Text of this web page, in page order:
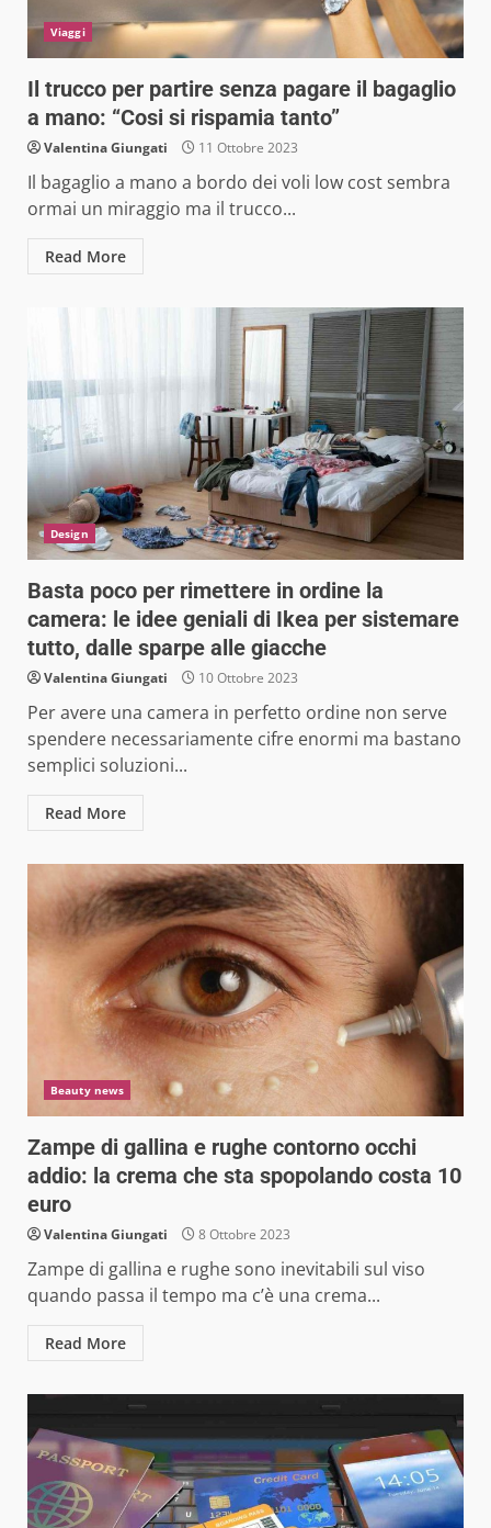
Viaggi
Il trucco per partire senza pagare il bagaglio
a mano: “Cosi si rispamia tanto”
Valentina Giungati 11 Ottobre 2023
Il bagaglio a mano a bordo dei voli low cost sembra
ormai un miraggio ma il trucco...
Read More
Design
Basta poco per rimettere in ordine la
camera: le idee geniali di Ikea per sistemare
tutto, dalle sparpe alle giacche
Valentina Giungati 10 Ottobre 2023
Per avere una camera in perfetto ordine non serve
spendere necessariamente cifre enormi ma bastano
semplici soluzioni...
Read More
Beauty news
Zampe di gallina e rughe contorno occhi
addio: la crema che sta spopolando costa 10
euro
Valentina Giungati 8 Ottobre 2023
Zampe di gallina e rughe sono inevitabili sul viso
quando passa il tempo ma c’è una crema...
Read More